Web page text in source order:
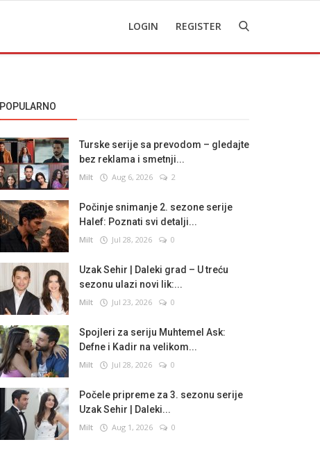
LOGIN REGISTER
POPULARNO
Turske serije sa prevodom – gledajte
bez reklama i smetnji...
Milt Aug 6, 2026 2
Počinje snimanje 2. sezone serije
Halef: Poznati svi detalji...
Milt Jul 28, 2026 0
Uzak Sehir | Daleki grad – U treću
sezonu ulazi novi lik:...
Milt Jul 23, 2026 0
Spojleri za seriju Muhtemel Ask:
Defne i Kadir na velikom...
Milt Jul 28, 2026 0
Počele pripreme za 3. sezonu serije
Uzak Sehir | Daleki...
Milt Aug 1, 2026 0